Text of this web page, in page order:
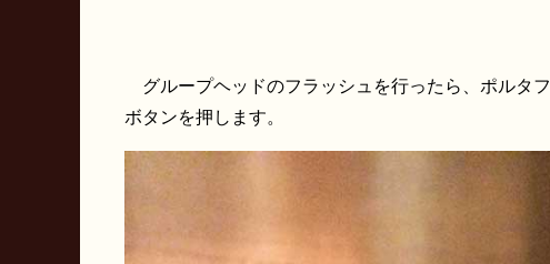
グループヘッドのフラッシュを行ったら、ポルタ
ボタンを押します。